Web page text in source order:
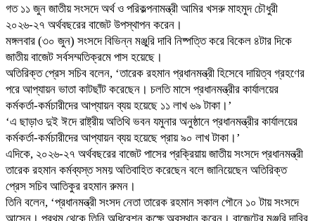
গত ১১ জুন জাতীয় সংসদে অর্থ ও পরিকল্পনামন্ত্রী আমির খসরু মাহমুদ চৌধুরী
২০২৬-২৭ অর্থবছরের বাজেট উপস্থাপন করেন।
মঙ্গলবার (৩০ জুন) সংসদে বিভিন্ন মঞ্জুরি দাবি নিষ্পত্তি করে বিকেল ৪টার দিকে
জাতীয় বাজেট সর্বসম্মতিক্রমে পাস হয়েছে।
অতিরিক্ত প্রেস সচিব বলেন, ‘তারেক রহমান প্রধানমন্ত্রী হিসেবে দায়িত্ব গ্রহণের
পরে আপ্যায়ন ভাতা কাটছাঁট করেছেন। চলতি মাসে প্রধানমন্ত্রীর কার্যালয়ের
কর্মকর্তা-কর্মচারীদের আপ্যায়ন ব্যয় হয়েছে ১১ লাখ ৬৯ টাকা।’
‘এ ছাড়াও দুই ঈদে রাষ্ট্রীয় অতিথি ভবন যমুনার অনুষ্ঠানে প্রধানমন্ত্রীর কার্যালয়ের
কর্মকর্তা-কর্মচারীদের আপ্যায়ন ব্যয় হয়েছে প্রায় ৯০ লাখ টাকা।’
এদিকে, ২০২৬-২৭ অর্থবছরের বাজেট পাসের প্রক্রিয়ায় জাতীয় সংসদে প্রধানমন্ত্রী
তারেক রহমান কর্মব্যস্ত সময় অতিবাহিত করেছেন বলে জানিয়েছেন অতিরিক্ত
প্রেস সচিব আতিকুর রহমান রুমন।
তিনি বলেন, ‘প্রধানমন্ত্রী সংসদ নেতা তারেক রহমান সকাল পৌনে ১০ টায় সংসদে